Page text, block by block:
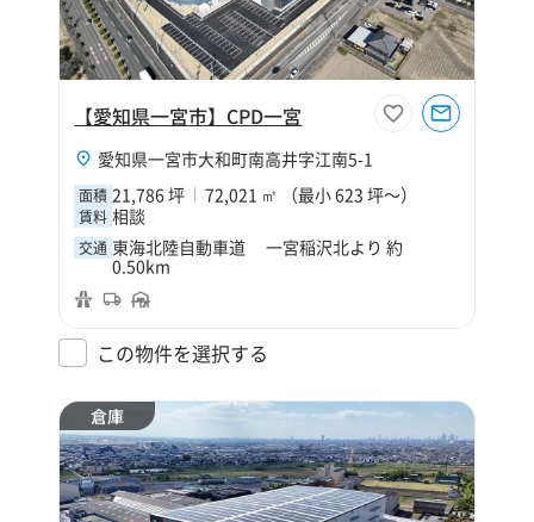
【愛知県一宮市】CPD一宮
愛知県一宮市大和町南高井字江南5-1
面積 21,786 坪 72,021 ㎡ （最小 623 坪～）
賃料 相談
交通 東海北陸自動車道 一宮稲沢北より 約
0.50km
この物件を選択する
倉庫